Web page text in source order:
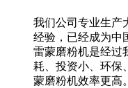
我们公司专业生产
经验，已经成为中
雷蒙磨粉机是经过
耗、投资小、环保
蒙磨粉机效率更高。